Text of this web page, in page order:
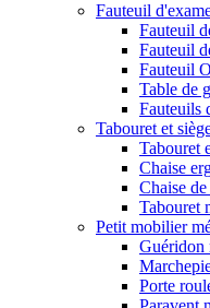
Fauteuil
Fauteuil
Fauteuil
Fauteuil
Table de
Fauteuils
Tabouret et
Tabouret
Chaise
Chaise de
Tabouret
Petit mobilier
Guéridon
Porte